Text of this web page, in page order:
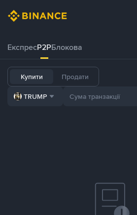
ЕкспресP2PБлокова
Купити Продати
TRUMP